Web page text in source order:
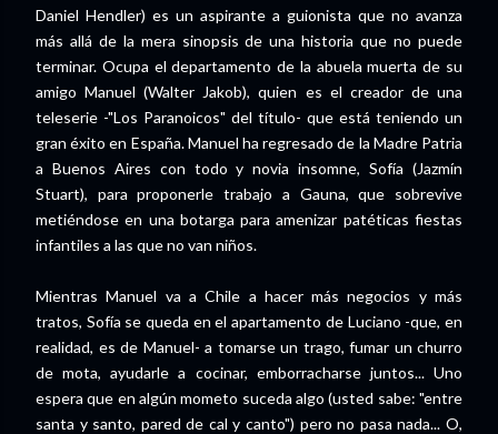
Daniel Hendler) es un aspirante a guionista que no avanza
más allá de la mera sinopsis de una historia que no puede
terminar. Ocupa el departamento de la abuela muerta de su
amigo Manuel (Walter Jakob), quien es el creador de una
teleserie -"Los Paranoicos" del título- que está teniendo un
gran éxito en España. Manuel ha regresado de la Madre Patria
a Buenos Aires con todo y novia insomne, Sofía (Jazmín
Stuart), para proponerle trabajo a Gauna, que sobrevive
metiéndose en una botarga para amenizar patéticas fiestas
infantiles a las que no van niños.
Mientras Manuel va a Chile a hacer más negocios y más
tratos, Sofía se queda en el apartamento de Luciano -que, en
realidad, es de Manuel- a tomarse un trago, fumar un churro
de mota, ayudarle a cocinar, emborracharse juntos... Uno
espera que en algún mometo suceda algo (usted sabe: "entre
santa y santo, pared de cal y canto") pero no pasa nada... O,